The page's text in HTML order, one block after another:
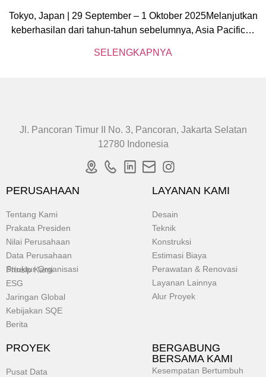
Tokyo, Japan | 29 September – 1 Oktober 2025Melanjutkan
keberhasilan dari tahun-tahun sebelumnya, Asia Pacific…
SELENGKAPNYA
Jl. Pancoran Timur II No. 3, Pancoran, Jakarta Selatan
12780 Indonesia
PERUSAHAAN
Tentang Kami
Prakata Presiden
Nilai Perusahaan
Data Perusahaan
Struktur Organisasi
Prinsip Kami
ESG
Jaringan Global
Kebijakan SQE
Berita
LAYANAN KAMI
Desain
Teknik
Konstruksi
Estimasi Biaya
Perawatan & Renovasi
Layanan Lainnya
Alur Proyek
PROYEK
Pusat Data
BERGABUNG
BERSAMA KAMI
Kesempatan Bertumbuh